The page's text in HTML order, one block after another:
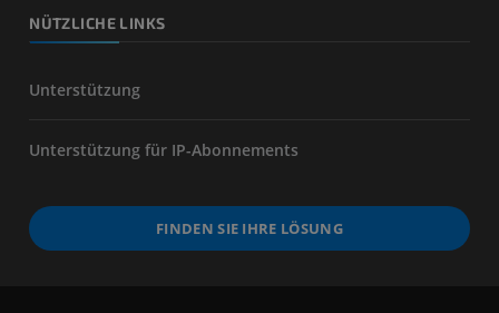
NÜTZLICHE LINKS
Unterstützung
Unterstützung für IP-Abonnements
FINDEN SIE IHRE LÖSUNG